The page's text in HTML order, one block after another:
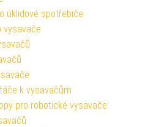
úklidové spotřebiče
vysavače
k vysavačům
pro robotické vysavače